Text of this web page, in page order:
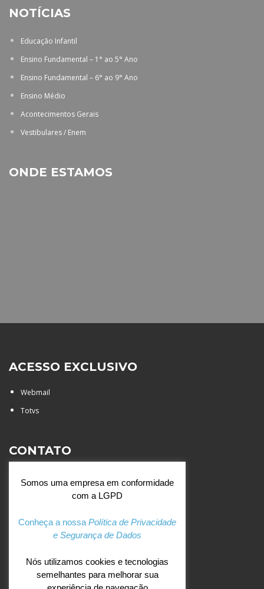
NOTÍCIAS
Educação Infantil
Ensino Fundamental – 1° ao 5° Ano
Ensino Fundamental – 6° ao 9° Ano
Ensino Médio
Acontecimentos Gerais
Vestibulares / Enem
ONDE ESTAMOS
ACESSO EXCLUSIVO
Webmail
Totvs
CONTATO
Santa Catarina - São José do
Rio Preto (SP)
+55 (17) 3354 7000
agostiniano@csj.g12.br
REDES SOCIAIS
Somos uma empresa em conformidade
com a LGPD
Conheça a nossa Política de Privacidade
e Segurança de Dados
Nós utilizamos cookies e tecnologias
semelhantes para melhorar sua